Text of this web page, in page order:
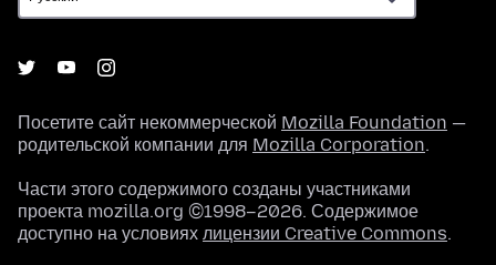
Посетите сайт некоммерческой Mozilla Foundation —
родительской компании для Mozilla Corporation.
Части этого содержимого созданы участниками
проекта mozilla.org ©1998–2026. Содержимое
доступно на условиях лицензии Creative Commons.